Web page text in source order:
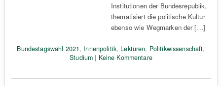
Institutionen der Bundesrepublik,
thematisiert die politische Kultur
ebenso wie Wegmarken der […]
Bundestagswahl 2021, Innenpolitik, Lektüren, Politikwissenschaft,
Studium | Keine Kommentare